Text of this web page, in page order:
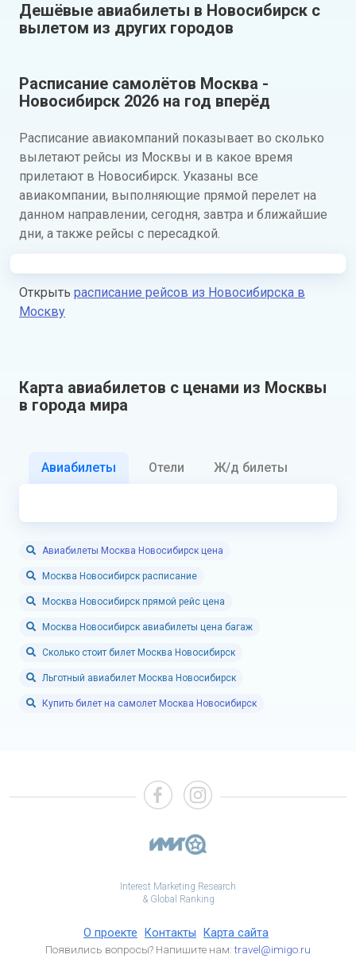
Дешёвые авиабилеты в Новосибирск с
вылетом из других городов
Расписание самолётов Москва -
Новосибирск 2026 на год вперёд
Расписание авиакомпаний показывает во сколько
вылетают рейсы из Москвы и в какое время
прилетают в Новосибирск. Указаны все
авиакомпании, выполняющие прямой перелет на
данном направлении, сегодня, завтра и ближайшие
дни, а также рейсы с пересадкой.
Открыть расписание рейсов из Новосибирска в
Москву
Карта авиабилетов с ценами из Москвы
в города мира
Авиабилеты Отели Ж/д билеты
Авиабилеты Москва Новосибирск цена
Москва Новосибирск расписание
Москва Новосибирск прямой рейс цена
Москва Новосибирск авиабилеты цена багаж
Сколько стоит билет Москва Новосибирск
Льготный авиабилет Москва Новосибирск
Купить билет на самолет Москва Новосибирск
Interest Marketing Research
& Global Ranking
О проекте Контакты Карта сайта
Появились вопросы? Напишите нам:travel@imigo.ru